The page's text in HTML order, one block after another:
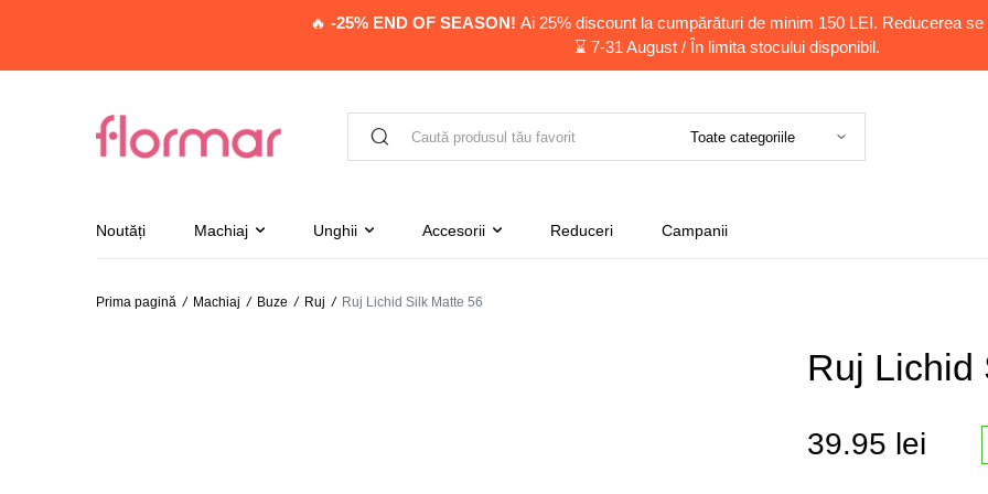
Noutăți Machiaj Unghii Accesorii Reduceri Campanii
Prima pagină / Machiaj / Buze / Ruj / Ruj Lichid Silk Matte 56
Ruj Lichid
39.95 lei
🔥 -25% END OF SEASON! Ai 25% discount la cumpărături de minim 150 LEI. Reducerea
⌛ 7-31 August / În limita stocului disponibil.